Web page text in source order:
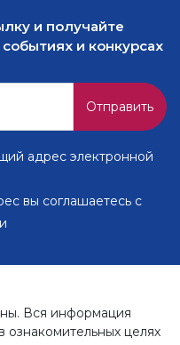
и получайте
и конкурсах
Отправить
адрес электронной
вы соглашаетесь с
Вся информация
ознакомительных целях